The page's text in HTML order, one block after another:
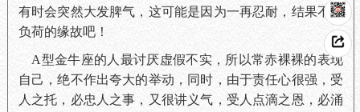
有时会突然大发脾气，这可能是因为一再忍耐，结果不胜
负荷的缘故吧！
A型金牛座的人最讨厌虚假不实，所以常赤裸裸的表现
自己，绝不作出夸大的举动，同时，由于责任心很强，受
人之托，必忠人之事，又很讲义气，受人点滴之恩，必涌